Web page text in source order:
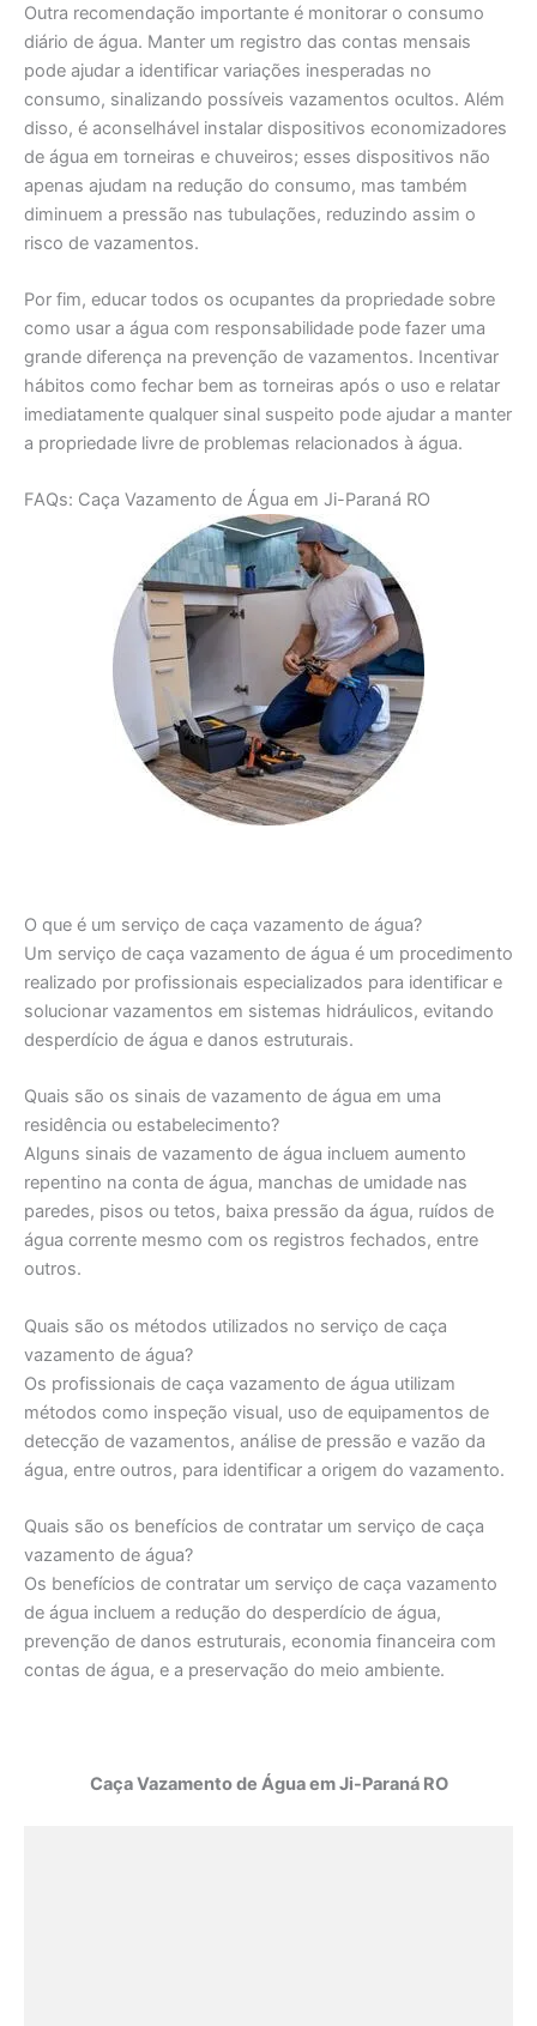
Outra recomendação importante é monitorar o consumo
diário de água. Manter um registro das contas mensais
pode ajudar a identificar variações inesperadas no
consumo, sinalizando possíveis vazamentos ocultos. Além
disso, é aconselhável instalar dispositivos economizadores
de água em torneiras e chuveiros; esses dispositivos não
apenas ajudam na redução do consumo, mas também
diminuem a pressão nas tubulações, reduzindo assim o
risco de vazamentos.
Por fim, educar todos os ocupantes da propriedade sobre
como usar a água com responsabilidade pode fazer uma
grande diferença na prevenção de vazamentos. Incentivar
hábitos como fechar bem as torneiras após o uso e relatar
imediatamente qualquer sinal suspeito pode ajudar a manter
a propriedade livre de problemas relacionados à água.
FAQs: Caça Vazamento de Água em Ji-Paraná RO
O que é um serviço de caça vazamento de água?
Um serviço de caça vazamento de água é um procedimento
realizado por profissionais especializados para identificar e
solucionar vazamentos em sistemas hidráulicos, evitando
desperdício de água e danos estruturais.
Quais são os sinais de vazamento de água em uma
residência ou estabelecimento?
Alguns sinais de vazamento de água incluem aumento
repentino na conta de água, manchas de umidade nas
paredes, pisos ou tetos, baixa pressão da água, ruídos de
água corrente mesmo com os registros fechados, entre
outros.
Quais são os métodos utilizados no serviço de caça
vazamento de água?
Os profissionais de caça vazamento de água utilizam
métodos como inspeção visual, uso de equipamentos de
detecção de vazamentos, análise de pressão e vazão da
água, entre outros, para identificar a origem do vazamento.
Quais são os benefícios de contratar um serviço de caça
vazamento de água?
Os benefícios de contratar um serviço de caça vazamento
de água incluem a redução do desperdício de água,
prevenção de danos estruturais, economia financeira com
contas de água, e a preservação do meio ambiente.
Caça Vazamento de Água em Ji-Paraná RO